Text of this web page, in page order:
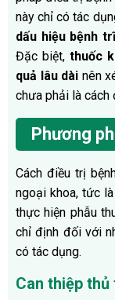
này chỉ có tác
dấu hiệu bệnh
Đặc biệt, thuốc
quả lâu dài nên
chưa phải là cách
Phương
Cách điều trị
ngoại khoa, tức
thực hiện phẫu
chỉ định đối với
có tác dụng.
Can thiệp thủ